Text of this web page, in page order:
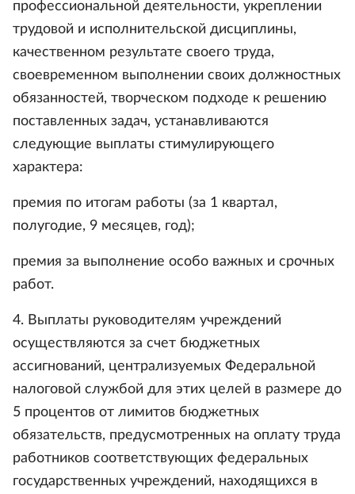
профессиональной деятельности, укреплении
трудовой и исполнительской дисциплины,
качественном результате своего труда,
своевременном выполнении своих должностных
обязанностей, творческом подходе к решению
поставленных задач, устанавливаются
следующие выплаты стимулирующего
характера:
премия по итогам работы (за 1 квартал,
полугодие, 9 месяцев, год);
премия за выполнение особо важных и срочных
работ.
4. Выплаты руководителям учреждений
осуществляются за счет бюджетных
ассигнований, централизуемых Федеральной
налоговой службой для этих целей в размере до
5 процентов от лимитов бюджетных
обязательств, предусмотренных на оплату труда
работников соответствующих федеральных
государственных учреждений, находящихся в